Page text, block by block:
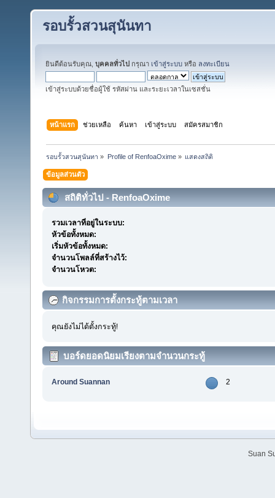
รอบรั้วสวนสุนันทา
ยินดีต้อนรับคุณ, บุคคลทั่วไป กรุณา เข้าสู่ระบบ หรือ ลงทะเบียน
เข้าสู่ระบบด้วยชื่อผู้ใช้ รหัสผ่าน และระยะเวลาในเซสชั่น
หน้าแรก ช่วยเหลือ ค้นหา เข้าสู่ระบบ สมัครสมาชิก
รอบรั้วสวนสุนันทา » Profile of RenfoaOxime» แสดงสถิติ
ข้อมูลส่วนตัว
สถิติทั่วไป - RenfoaOxime
รวมเวลาที่อยู่ในระบบ:
หัวข้อทั้งหมด:
เริ่มหัวข้อทั้งหมด:
จำนวนโพลล์ที่สร้างไว้:
จำนวนโหวต:
กิจกรรมการตั้งกระทู้ตามเวลา
คุณยังไม่ได้ตั้งกระทู้!
บอร์ดยอดนิยมเรียงตามจำนวนกระทู้
Around Suannan 2
Suan